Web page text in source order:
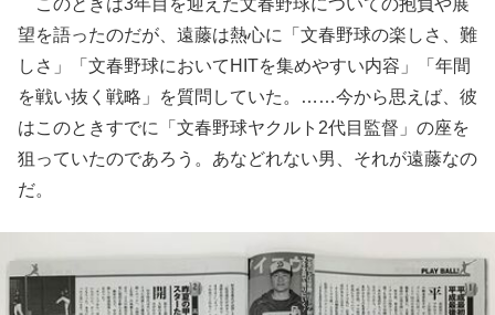
このときは3年目を迎えた文春野球についての抱負や展
望を語ったのだが、遠藤は熱心に「文春野球の楽しさ、難
しさ」「文春野球においてHITを集めやすい内容」「年間
を戦い抜く戦略」を質問していた。……今から思えば、彼
はこのときすでに「文春野球ヤクルト2代目監督」の座を
狙っていたのであろう。あなどれない男、それが遠藤なの
だ。